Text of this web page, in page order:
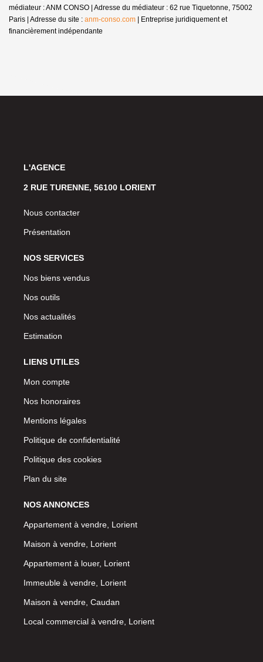
médiateur : ANM CONSO | Adresse du médiateur : 62 rue Tiquetonne, 75002
Paris | Adresse du site : anm-conso.com | Entreprise juridiquement et
financièrement indépendante
L'AGENCE
2 RUE TURENNE, 56100 LORIENT
Nous contacter
Présentation
NOS SERVICES
Nos biens vendus
Nos outils
Nos actualités
Estimation
LIENS UTILES
Mon compte
Nos honoraires
Mentions légales
Politique de confidentialité
Politique des cookies
Plan du site
NOS ANNONCES
Appartement à vendre, Lorient
Maison à vendre, Lorient
Appartement à louer, Lorient
Immeuble à vendre, Lorient
Maison à vendre, Caudan
Local commercial à vendre, Lorient